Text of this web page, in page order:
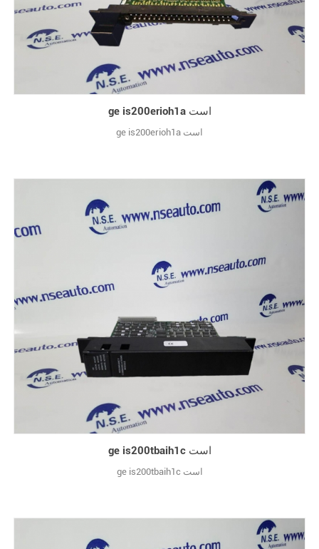
ge is200erioh1a است
ge is200erioh1a است
ge is200tbaih1c است
ge is200tbaih1c است